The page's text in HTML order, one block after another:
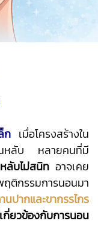
ก เมื่อโครงสร้างใน
นหลับ หลายคนที่มี
ลับไม่สนิทอาจเคย
ติกรรมการนอนมา
นปากและขากรรไกร
ยวข้องกับการนอน